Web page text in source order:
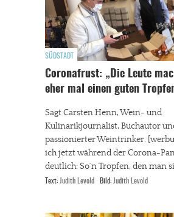
SÜDSTADT
Coronafrust: „Die Leute
eher mal einen guten
Sagt Carsten Henn, Wein- und
Kulinarikjournalist, Buchautor
passionierter Weintrinker.
ich jetzt während der Corona-
deutlich: So´n Tropfen, den man
Text: Judith Levold Bild: Judith Levold